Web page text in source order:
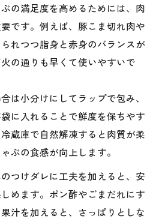
の満足度を高めるためには、肉
です。例えば、豚こま切れ肉や
れつつ脂身と赤身のバランスが
の通りも早くて使いやすいで
は小分けにしてラップで包み、
に入れることで鮮度を保ちやす
蔵庫で自然解凍すると肉質が柔
ぶの食感が向上します。
つけダレに工夫を加えると、安
めます。ポン酢やごまだれにす
汁を加えると、さっぱりとしな